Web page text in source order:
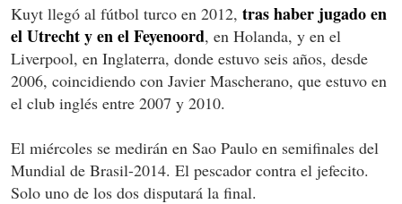
Kuyt llegó al fútbol turco en 2012, tras haber jugado en
el Utrecht y en el Feyenoord, en Holanda, y en el
Liverpool, en Inglaterra, donde estuvo seis años, desde
2006, coincidiendo con Javier Mascherano, que estuvo en
el club inglés entre 2007 y 2010.
El miércoles se medirán en Sao Paulo en semifinales del
Mundial de Brasil-2014. El pescador contra el jefecito.
Solo uno de los dos disputará la final.